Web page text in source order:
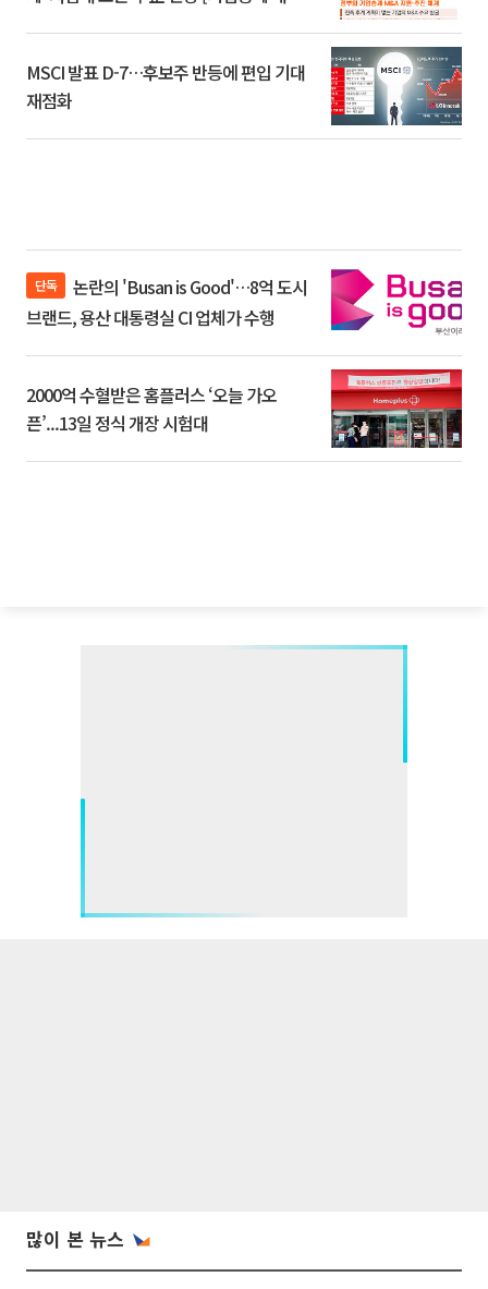
MSCI 발표 D-7…후보주 반등에 편입 기대
재점화
단독
브랜드, 용산 대통령실 CI 업체가 수행
2000억 수혈받은 홈플러스 ‘오늘 가오
픈’...13일 정식 개장 시험대
많이 본 뉴스